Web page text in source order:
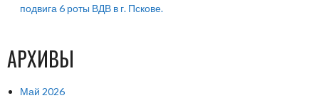
подвига 6 роты ВДВ в г. Пскове.
АРХИВЫ
Май 2026